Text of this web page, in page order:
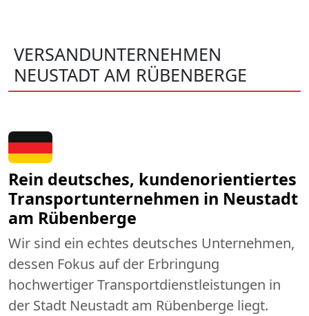
VERSANDUNTERNEHMEN
NEUSTADT AM RÜBENBERGE
Rein deutsches, kundenorientiertes
Transportunternehmen in Neustadt
am Rübenberge
Wir sind ein echtes deutsches Unternehmen,
dessen Fokus auf der Erbringung
hochwertiger Transportdienstleistungen in
der Stadt Neustadt am Rübenberge liegt.